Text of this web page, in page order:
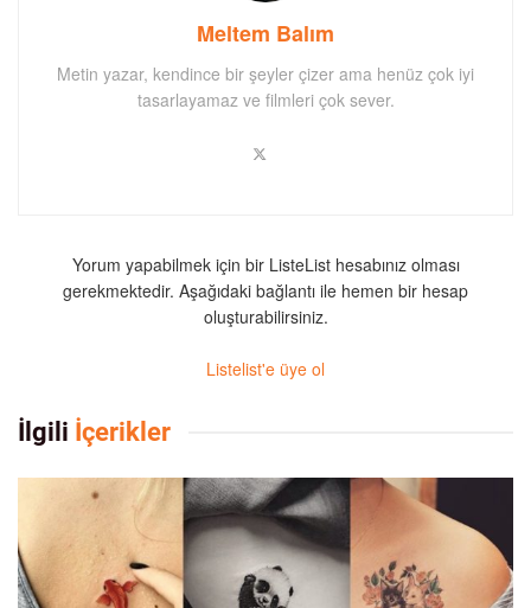
Meltem Balım
Metin yazar, kendince bir şeyler çizer ama henüz çok iyi
tasarlayamaz ve filmleri çok sever.
Yorum yapabilmek için bir ListeList hesabınız olması
gerekmektedir. Aşağıdaki bağlantı ile hemen bir hesap
oluşturabilirsiniz.
Listelist'e üye ol
İlgili İçerikler